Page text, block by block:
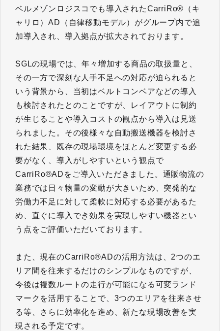
ベルメゾンロジスコでも導入されたCarriRo®（キ
ャリロ）AD（自律移動モデル）がグループ内で追
加導入され、導入拠点が拡大されております。
SGLの現場では、年々増加する商品の取扱量と、
その一方で深刻な人手不足への対応が迫られると
いう背景から、当初はベルトコンベアなどの導入
も検討されたとのことですが、レイアウトに制約
が生じることや導入コストの観点から導入は見送
られました。その後様々な自動搬送機器を検討さ
れた結果、既存の現場環境をほとんど変更する必
要がなく、導入がしやすいという観点で
CarriRo®ADをご導入いただきました。通販物流の
業務では日々物量の変動が大きいため、突発的な
労働力不足に対して柔軟に対応する必要があるた
め、直ぐに導入でき効果を実現しやすい機器とい
う点をご評価いただいております。
また、現在のCarriRo®ADの活用方法は、2つのエ
リア間を往来するだけのシンプルなものですが、
今後は複数ルートの走行が可能になる可変ランド
マークを活用することで、3つのエリアを往来させ
る等、さらに効率化を進め、新たな現場改善を実
現される予定です。